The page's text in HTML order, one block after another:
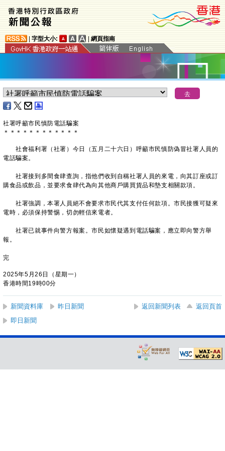
字型大小: 網頁指南
社署呼籲市民慎防電話騙案
＊ ＊ ＊ ＊ ＊ ＊ ＊ ＊ ＊ ＊ ＊ ＊
社會福利署（社署）今日（五月二十六日）呼籲市民慎防偽冒社署人員的
電話騙案。
社署接到多間食肆查詢，指他們收到自稱社署人員的來電，向其訂座或訂
購食品或飲品，並要求食肆代為向其他商戶購買貨品和墊支相關款項。
社署強調，本署人員絕不會要求市民代其支付任何款項。市民接獲可疑來
電時，必須保持警惕，切勿輕信來電者。
社署已就事件向警方報案。市民如懷疑遇到電話騙案，應立即向警方舉
報。
完
2025年5月26日（星期一）
香港時間19時00分
新聞資料庫 昨日新聞 返回新聞列表
返回頁首
即日新聞